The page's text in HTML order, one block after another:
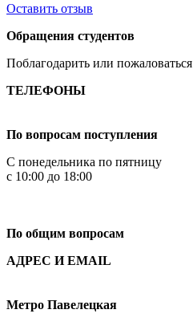
Оставить отзыв
Обращения студентов
Поблагодарить или пожаловаться
ТЕЛЕФОНЫ
По вопросам поступления
С понедельника по пятницу
с 10:00 до 18:00
По общим вопросам
АДРЕС И EMAIL
Метро Павелецкая